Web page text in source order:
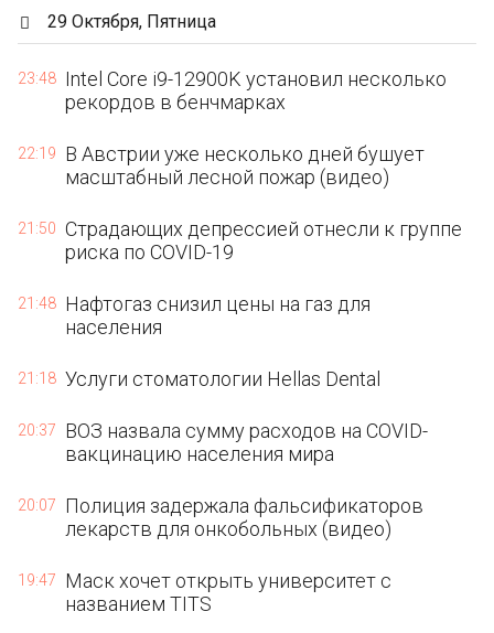
29 Октября, Пятница
23:48 Intel Core i9-12900K установил несколько
рекордов в бенчмарках
22:19
В Австрии уже несколько дней бушует
масштабный лесной пожар (видео)
21:50 Страдающих депрессией отнесли к группе
риска по COVID-19
21:48 Нафтогаз снизил цены на газ для
населения
21:18 Услуги стоматологии Hellas Dental
20:37
ВОЗ назвала сумму расходов на COVID-
вакцинацию населения мира
20:07
Полиция задержала фальсификаторов
лекарств для онкобольных (видео)
19:47
Маск хочет открыть университет с
названием TITS